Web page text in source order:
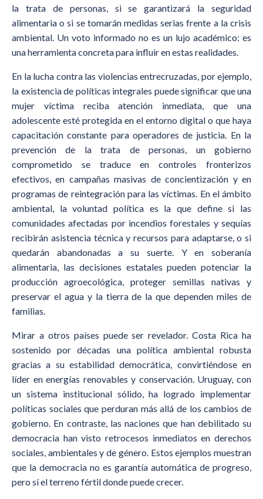
la trata de personas, si se garantizará la seguridad
alimentaria o si se tomarán medidas serias frente a la crisis
ambiental. Un voto informado no es un lujo académico: es
una herramienta concreta para influir en estas realidades.
En la lucha contra las violencias entrecruzadas, por ejemplo,
la existencia de políticas integrales puede significar que una
mujer víctima reciba atención inmediata, que una
adolescente esté protegida en el entorno digital o que haya
capacitación constante para operadores de justicia. En la
prevención de la trata de personas, un gobierno
comprometido se traduce en controles fronterizos
efectivos, en campañas masivas de concientización y en
programas de reintegración para las víctimas. En el ámbito
ambiental, la voluntad política es la que define si las
comunidades afectadas por incendios forestales y sequías
recibirán asistencia técnica y recursos para adaptarse, o si
quedarán abandonadas a su suerte. Y en soberanía
alimentaria, las decisiones estatales pueden potenciar la
producción agroecológica, proteger semillas nativas y
preservar el agua y la tierra de la que dependen miles de
familias.
Mirar a otros países puede ser revelador. Costa Rica ha
sostenido por décadas una política ambiental robusta
gracias a su estabilidad democrática, convirtiéndose en
líder en energías renovables y conservación. Uruguay, con
un sistema institucional sólido, ha logrado implementar
políticas sociales que perduran más allá de los cambios de
gobierno. En contraste, las naciones que han debilitado su
democracia han visto retrocesos inmediatos en derechos
sociales, ambientales y de género. Estos ejemplos muestran
que la democracia no es garantía automática de progreso,
pero sí el terreno fértil donde puede crecer.